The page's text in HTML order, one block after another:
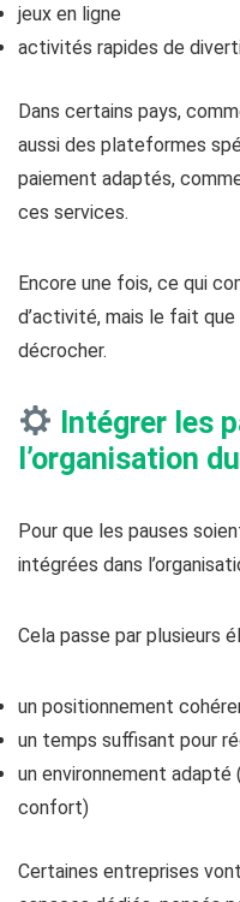
jeux en ligne
activités rapides de
Dans certains pays,
aussi des plateformes
paiement adaptés,
ces services.
Encore une fois, ce qui
d’activité, mais le fait
décrocher.
Intégrer les
l’organisation
Pour que les pauses
intégrées dans
Cela passe par plusieurs
un positionnement
un temps suffisant pour
un environnement adapté
confort)
Certaines entreprises